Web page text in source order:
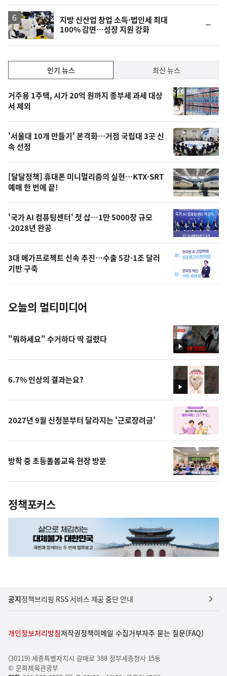
지방 신산업 창업 소득·법인세 최대
100% 감면…성장 지원 강화
일
기,
최
신,
오
늘
의
영
상
오
의
사
진
인기 뉴스 최신 뉴스
인
기
뉴
스
거주용 1주택, 시가 20억 원까지 종부세 과세 대상
서 제외
'서울대 10개 만들기' 본격화…거점 국립대 3곳 신
속 선정
[달달정책] 휴대폰 미니멀리즘의 실현…KTX·SRT
예매 한 번에 끝!
'국가 AI 컴퓨팅센터' 첫 삽…1만 5000장 규모
·2028년 완공
3대 메가프로젝트 신속 추진…수출 5강·1조 달러
기반 구축
오늘의 멀티미디어
영
상
"뭐하세요" 수거하다 딱 걸렸다
영
상
6.7% 인상의 결과는요?
2027년 9월 신청분부터 달라지는 '근로장려금'
방학 중 초등돌봄교육 현장 방문
정책포커스
공지정책브리핑 RSS 서비스 제공 중단 안내
개인정보처리방침저작권정책이메일 수집거부자주 묻는 질문(FAQ)
(30119) 세종특별자치시 갈매로 388 정부세종청사 15동
© 문화체육관광부